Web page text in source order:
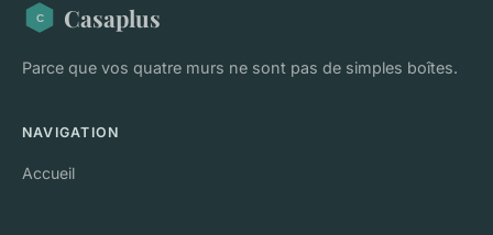
Casaplus
Parce que vos quatre murs ne sont pas de simples boîtes.
NAVIGATION
Accueil